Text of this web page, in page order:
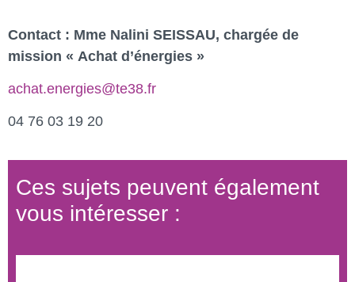
Contact : Mme Nalini SEISSAU, chargée de
mission « Achat d’énergies »
achat.energies@te38.fr
04 76 03 19 20
Ces sujets peuvent également
vous intéresser :